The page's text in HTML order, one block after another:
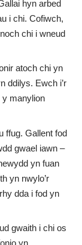
hyn arbed
i chi. Cofiwch,
chi i wneud
atoch chi yn
ddilys. Ewch i’r
y manylion
ffug. Gallent fod
gwael iawn –
yn fuan
yn nwylo’r
dda i fod yn
gwaith i chi os